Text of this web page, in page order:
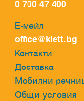
0 700 47 400
Е-мейл
office@klett.bg
Контакти
Доставка
Мобилни
Общи условия